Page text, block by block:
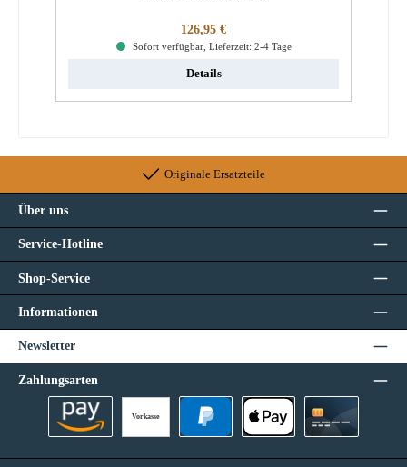
Regulärer Preis:
126,95 €
Sofort verfügbar, Lieferzeit: 2-4 Tage
Details
Originale Ersatzteile
Über uns
Service-Hotline
Shop-Service
Informationen
Newsletter
Zahlungsarten
Vorkasse